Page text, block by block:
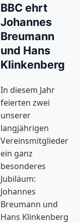
BBC ehrt
Johannes
Breumann
und Hans
Klinkenberg
In diesem Jahr
feierten zwei
unserer
langjährigen
Vereinsmitglieder
ein ganz
besonderes
Jubiläum:
Johannes
Breumann und
Hans Klinkenberg